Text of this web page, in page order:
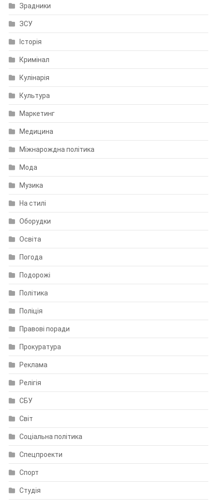
Зрадники
ЗСУ
Історія
Кримінал
Кулінарія
Культура
Маркетинг
Медицина
Міжнарождна політика
Мода
Музика
На стилі
Оборудки
Освіта
Погода
Подорожі
Політика
Поліція
Правові поради
Прокуратура
Реклама
Релігія
СБУ
Світ
Соціальна політика
Спецпроекти
Спорт
Студія